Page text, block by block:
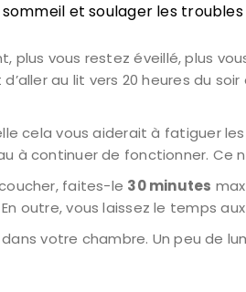
et soulager les troubles
plus vous restez éveillé, plus
au lit vers 20 heures du
cela vous aiderait à fatiguer
continuer de fonctionner. Ce
faites-le 30 minutes
outre, vous laissez le temps
votre chambre. Un peu de